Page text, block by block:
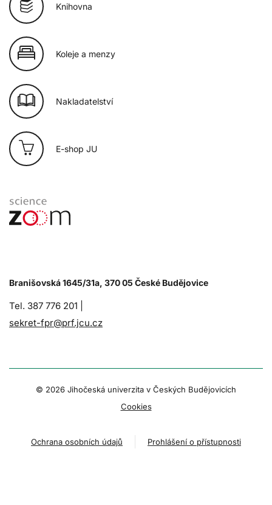
Knihovna
Koleje a menzy
Nakladatelství
E-shop JU
Branišovská 1645/31a, 370 05 České Budějovice
Tel. 387 776 201 |
sekret-fpr@prf.jcu.cz
© 2026 Jihočeská univerzita v Českých Budějovicích
Cookies
Ochrana osobních údajů Prohlášení o přístupnosti